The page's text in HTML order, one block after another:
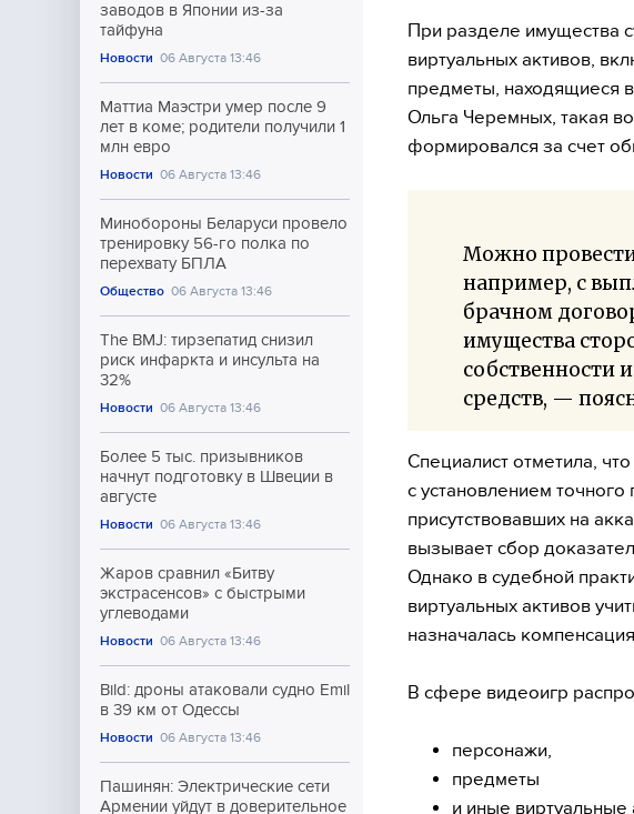
заводов в Японии из-за
тайфуна
Новости 06 Августа 13:46
Маттиа Маэстри умер после 9
лет в коме; родители получили 1
млн евро
Новости 06 Августа 13:46
Минобороны Беларуси провело
тренировку 56-го полка по
перехвату БПЛА
Общество 06 Августа 13:46
The BMJ: тирзепатид снизил
риск инфаркта и инсульта на
32%
Новости 06 Августа 13:46
Более 5 тыс. призывников
начнут подготовку в Швеции в
августе
Новости 06 Августа 13:46
Жаров сравнил «Битву
экстрасенсов» с быстрыми
углеводами
Новости 06 Августа 13:46
Bild: дроны атаковали судно Emil
в 39 км от Одессы
Новости 06 Августа 13:46
Пашинян: Электрические сети
Армении уйдут в доверительное
При разделе имущества
виртуальных активов,
предметы, находящиеся
Ольга Черемных, такая
формировался за счет
Можно
например, с
брачном
имущества
собственности
средств, —
Специалист отметила,
с установлением
присутствовавших на
вызывает сбор
Однако в судебной
виртуальных активов
назначалась
В сфере видеоигр
персонажи,
предметы
и иные